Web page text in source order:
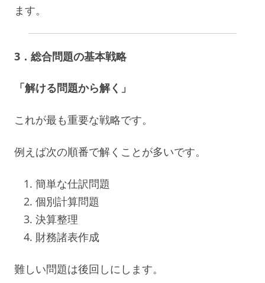
ます。
3．総合問題の基本戦略
「解ける問題から解く」
これが最も重要な戦略です。
例えば次の順番で解くことが多いです。
簡単な仕訳問題
個別計算問題
決算整理
財務諸表作成
難しい問題は後回しにします。